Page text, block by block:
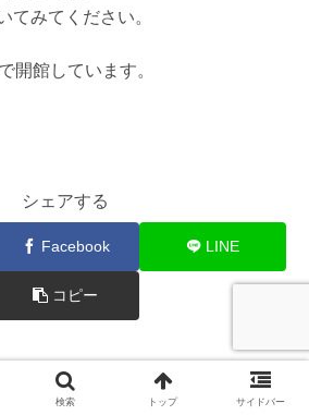
みてください。
開館しています。
シェアする
Facebook LINE
コピー
naomiをフォローする
検索 トップ サイドバー